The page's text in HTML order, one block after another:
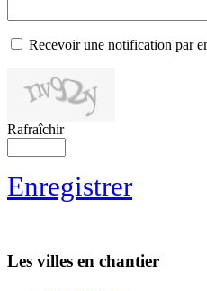
Recevoir une notification par
Rafraîchir
Enregistrer
Les villes en chantier